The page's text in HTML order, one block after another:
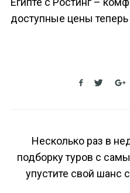
доступные цены
Несколько раз в
подборку туров с
упустите свой шанс